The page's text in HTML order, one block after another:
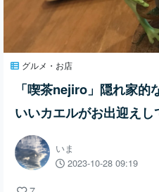
グルメ・お店
「喫茶nejiro」隠れ家的
いいカエルがお出迎えし
いま
2023-10-28 09:19